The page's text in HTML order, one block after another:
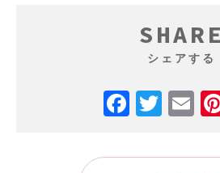
SHARE
シェアする